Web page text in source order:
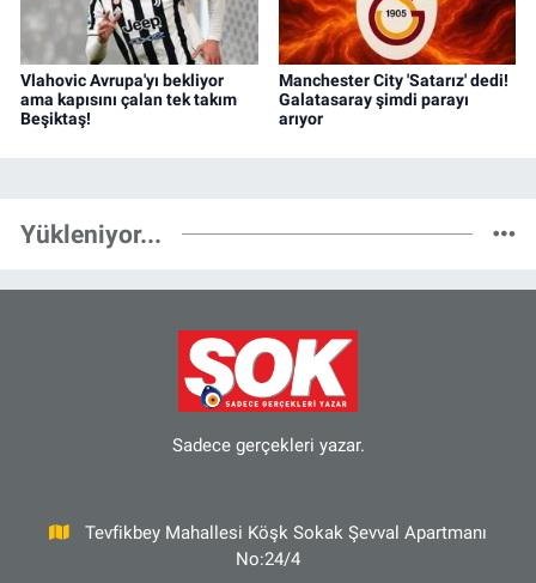
Vlahovic Avrupa'yı bekliyor
ama kapısını çalan tek takım
Beşiktaş!
Manchester City 'Satarız' dedi!
Galatasaray şimdi parayı
arıyor
Yükleniyor...
Sadece gerçekleri yazar.
Tevfikbey Mahallesi Köşk Sokak Şevval Apartmanı
No:24/4